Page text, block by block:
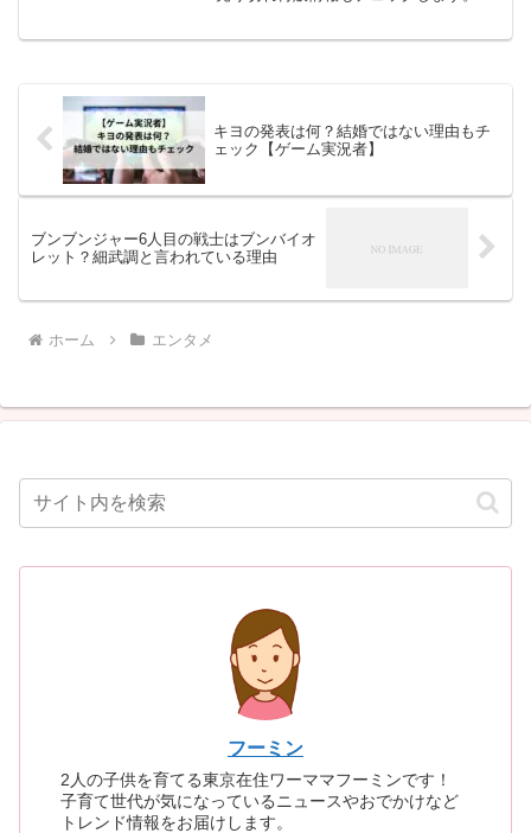
キヨの発表は何？結婚ではない理由もチ
ェック【ゲーム実況者】
ブンブンジャー6人目の戦士はブンバイオ
レット？細武調と言われている理由
ホーム エンタメ
フーミン
2人の子供を育てる東京在住ワーママフーミンです！
子育て世代が気になっているニュースやおでかけなど
トレンド情報をお届けします。